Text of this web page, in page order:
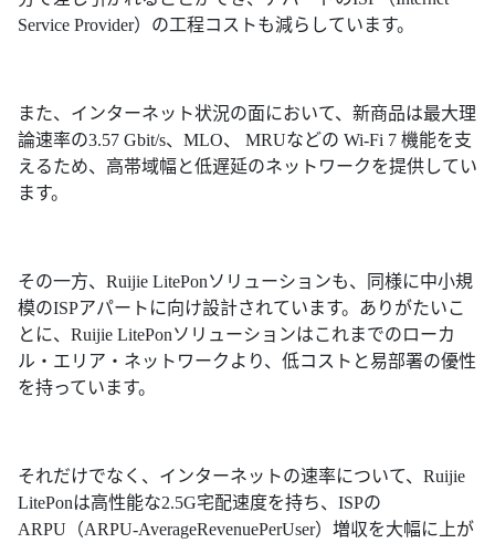
Service Provider）の工程コストも減らしています。
また、インターネット状況の面において、新商品は最大理
論速率の3.57 Gbit/s、MLO、 MRUなどの Wi-Fi 7 機能を支
えるため、高帯域幅と低遅延のネットワークを提供してい
ます。
その一方、Ruijie LitePonソリューションも、同様に中小規
模のISPアパートに向け設計されています。ありがたいこ
とに、Ruijie LitePonソリューションはこれまでのローカ
ル・エリア・ネットワークより、低コストと易部署の優性
を持っています。
それだけでなく、インターネットの速率について、Ruijie
LitePonは高性能な2.5G宅配速度を持ち、ISPの
ARPU（ARPU-AverageRevenuePerUser）増収を大幅に上が